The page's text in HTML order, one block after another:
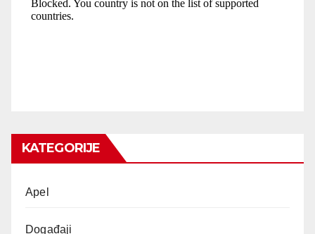
KATEGORIJE
Apel
Događaji